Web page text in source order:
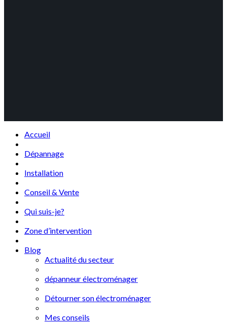
Accueil
Dépannage
Installation
Conseil & Vente
Qui suis-je?
Zone d’intervention
Blog
Actualité du secteur
dépanneur électroménager
Détourner son électroménager
Mes conseils